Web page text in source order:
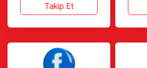
Takip Et